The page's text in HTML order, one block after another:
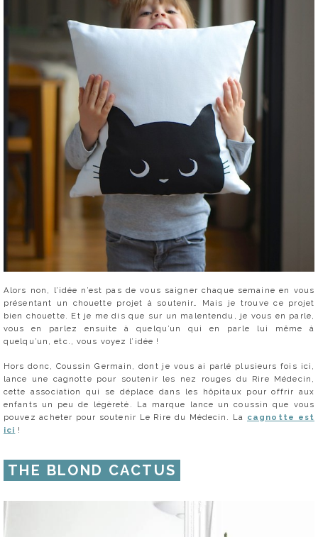
Alors non, l’idée n’est pas de vous saigner chaque semaine en vous
présentant un chouette projet à soutenir… Mais je trouve ce projet
bien chouette. Et je me dis que sur un malentendu, je vous en parle,
vous en parlez ensuite à quelqu’un qui en parle lui même à
quelqu’un, etc., vous voyez l’idée !
Hors donc, Coussin Germain, dont je vous ai parlé plusieurs fois ici,
lance une cagnotte pour soutenir les nez rouges du Rire Médecin,
cette association qui se déplace dans les hôpitaux pour offrir aux
enfants un peu de légèreté. La marque lance un coussin que vous
pouvez acheter pour soutenir Le Rire du Médecin. La cagnotte est
ici !
THE BLOND CACTUS